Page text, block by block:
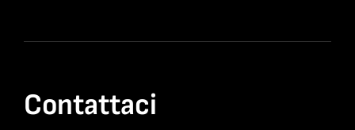
Contattaci